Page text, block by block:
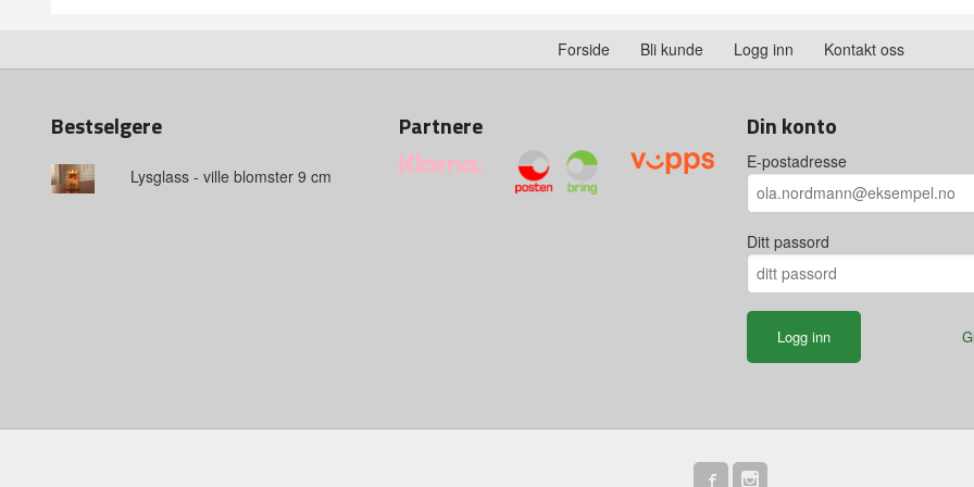
Forside Bli kunde Logg inn Kontakt oss
Bestselgere
Lysglass - ville blomster 9 cm
Partnere Din konto
E-postadresse
Ditt passord